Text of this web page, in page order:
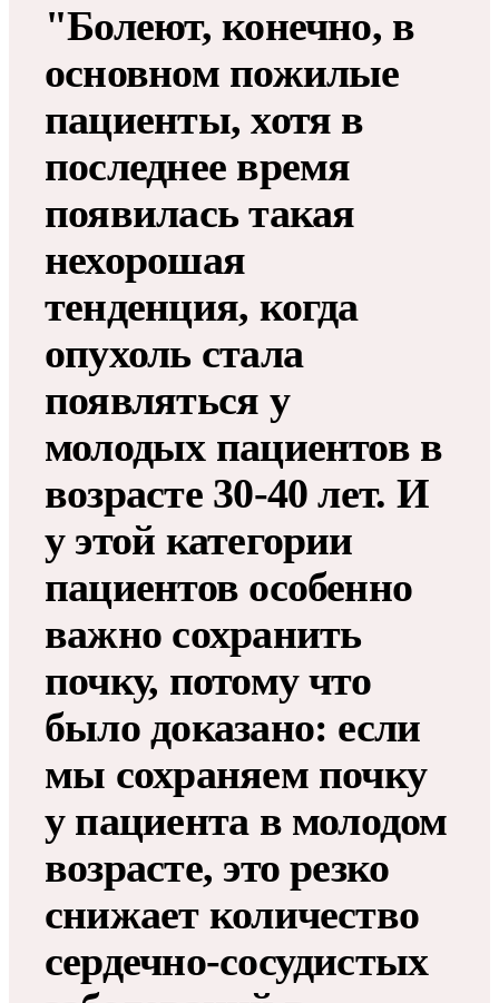
"Болеют, конечно, в
основном пожилые
пациенты, хотя в
последнее время
появилась такая
нехорошая
тенденция, когда
опухоль стала
появляться у
молодых пациентов в
возрасте 30-40 лет. И
у этой категории
пациентов особенно
важно сохранить
почку, потому что
было доказано: если
мы сохраняем почку
у пациента в молодом
возрасте, это резко
снижает количество
сердечно-сосудистых